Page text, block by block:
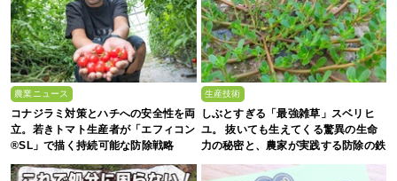
農業ニュース
コナジラミ対策とハチへの安全性を両
立。若きトマト生産者が「エフィコン
®SL」で描く持続可能な防除戦略
生産技術
しぶとすぎる「最強雑草」スベリヒ
ユ。 抜いても生えてくる驚異の生命
力の秘密と、農家が実践する防除の鉄
則